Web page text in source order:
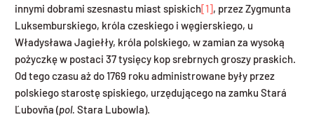
innymi dobrami szesnastu miast spiskich[1], przez Zygmunta
Luksemburskiego, króla czeskiego i węgierskiego, u
Władysława Jagiełły, króla polskiego, w zamian za wysoką
pożyczkę w postaci 37 tysięcy kop srebrnych groszy praskich.
Od tego czasu aż do 1769 roku administrowane były przez
polskiego starostę spiskiego, urzędującego na zamku Stará
Ľubovňa (pol. Stara Lubowla).